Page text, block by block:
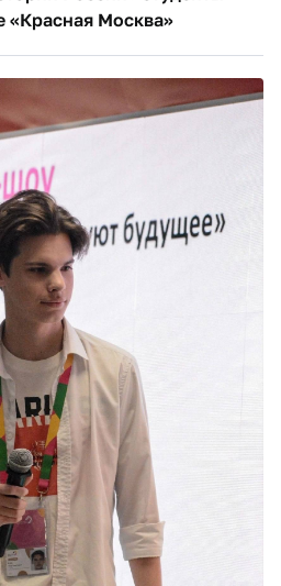
«Красная Москва»